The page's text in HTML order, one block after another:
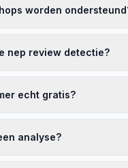
worden
nep review detectie?
echt gratis?
analyse?